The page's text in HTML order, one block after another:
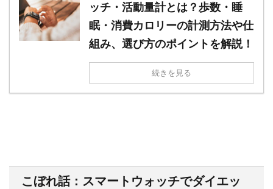
ッチ・活動量計とは？歩数・睡
眠・消費カロリーの計測方法や仕
組み、選び方のポイントを解説！
続きを見る
こぼれ話：スマートウォッチでダイエッ